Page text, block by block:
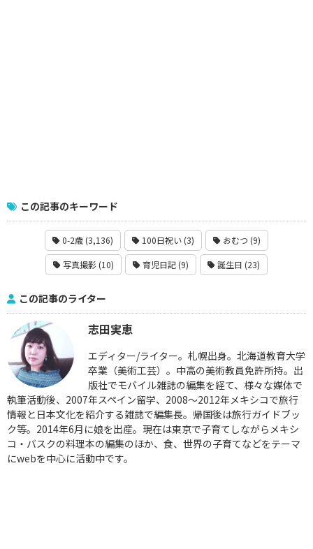
この記事のキーワード
0-2歳 (3,136) 100日祝い (3) おむつ (9)
写真撮影 (10) 育児日記 (9) 誕生日 (23)
この記事のライター
志田実恵
エディター/ライター。札幌出身。北海道教育大学
卒業（美術工芸）。中高の美術教員免許所持。出
版社でモバイル雑誌の編集を経て、様々な媒体で
執筆活動後、2007年スペイン留学、2008〜2012年メキシコで旅行
情報と日本文化を紹介する雑誌で編集長。帰国後は旅行ガイドブッ
ク等。2014年6月に娘を出産。現在は東京で子育てしながらメキシ
コ・バスクの料理本の編集のほか、食、世界の子育てなどをテーマ
にwebを中心に活動中です。